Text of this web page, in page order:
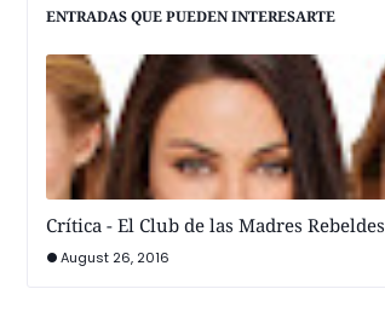
ENTRADAS QUE PUEDEN INTERESARTE
Crítica - El Club de las Madres Rebeldes
August 26, 2016